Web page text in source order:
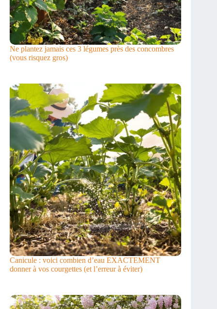
Ne plantez jamais ces 3 légumes près des concombres
(vous risquez gros)
Canicule : voici combien d’eau EXACTEMENT
donner à vos courgettes (et l’erreur à éviter)